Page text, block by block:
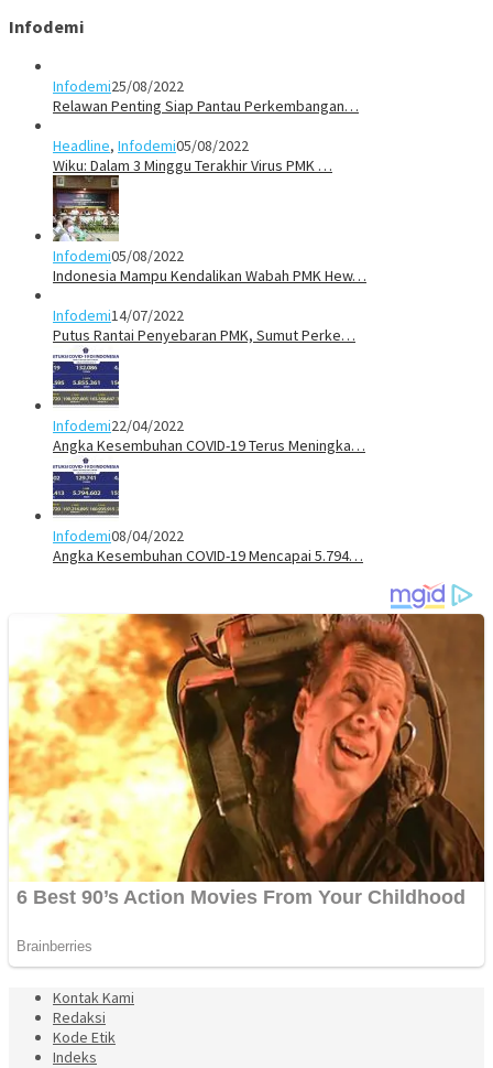
Infodemi
Infodemi25/08/2022
Relawan Penting Siap Pantau Perkembangan…
Headline, Infodemi05/08/2022
Wiku: Dalam 3 Minggu Terakhir Virus PMK …
Infodemi05/08/2022
Indonesia Mampu Kendalikan Wabah PMK Hew…
Infodemi14/07/2022
Putus Rantai Penyebaran PMK, Sumut Perke…
Infodemi22/04/2022
Angka Kesembuhan COVID-19 Terus Meningka…
Infodemi08/04/2022
Angka Kesembuhan COVID-19 Mencapai 5.794…
Kontak Kami
Redaksi
Kode Etik
Indeks